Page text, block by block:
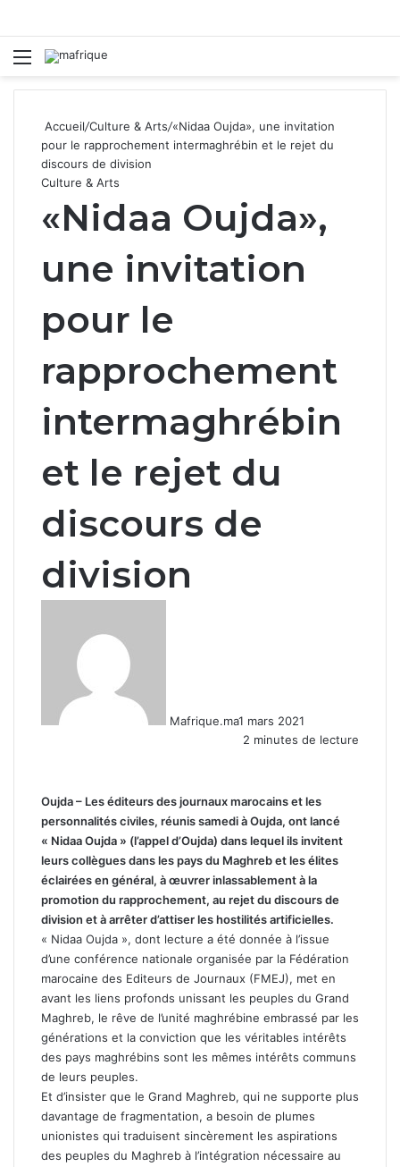
Menu
Accueil/Culture & Arts/«Nidaa Oujda», une invitation
pour le rapprochement intermaghrébin et le rejet du
discours de division
Culture & Arts
«Nidaa Oujda»,
une invitation
pour le
rapprochement
intermaghrébin
et le rejet du
discours de
division
Mafrique.ma1 mars 2021
2 minutes de lecture
Oujda – Les éditeurs des journaux marocains et les
personnalités civiles, réunis samedi à Oujda, ont lancé
« Nidaa Oujda » (l’appel d’Oujda) dans lequel ils invitent
leurs collègues dans les pays du Maghreb et les élites
éclairées en général, à œuvrer inlassablement à la
promotion du rapprochement, au rejet du discours de
division et à arrêter d’attiser les hostilités artificielles.
« Nidaa Oujda », dont lecture a été donnée à l’issue
d’une conférence nationale organisée par la Fédération
marocaine des Editeurs de Journaux (FMEJ), met en
avant les liens profonds unissant les peuples du Grand
Maghreb, le rêve de l’unité maghrébine embrassé par les
générations et la conviction que les véritables intérêts
des pays maghrébins sont les mêmes intérêts communs
de leurs peuples.
Et d’insister que le Grand Maghreb, qui ne supporte plus
davantage de fragmentation, a besoin de plumes
unionistes qui traduisent sincèrement les aspirations
des peuples du Maghreb à l’intégration nécessaire au